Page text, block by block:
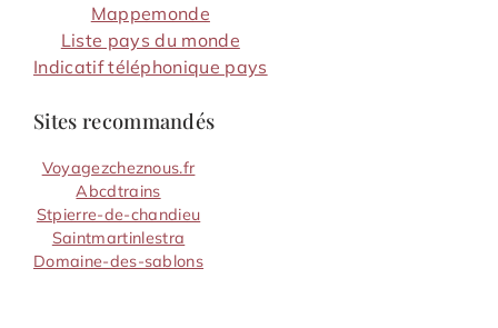
Mappemonde
Liste pays du monde
Indicatif téléphonique pays
Sites recommandés
Voyagezcheznous.fr
Abcdtrains
Stpierre-de-chandieu
Saintmartinlestra
Domaine-des-sablons